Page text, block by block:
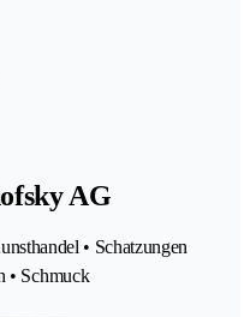
AG
• Schatzungen
• Schmuck